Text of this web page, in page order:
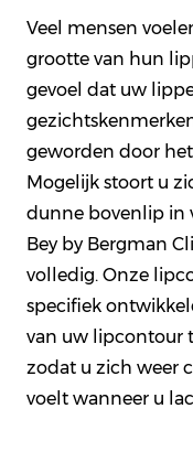
Veel mensen
grootte van hun
gevoel dat uw
geworden door
Mogelijk stoort u
dunne bovenlip in
Bey by Bergman
volledig. Onze
specifiek
van uw lipcontour
zodat u zich weer
voelt wanneer u